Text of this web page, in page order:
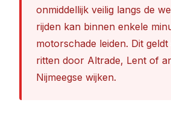
onmiddellijk veilig langs de
rijden kan binnen enkele
motorschade leiden. Dit
ritten door Altrade, Lent of
Nijmeegse wijken.